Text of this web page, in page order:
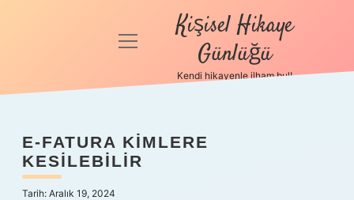
Anasayfa
Politikası
Yasal Uyarı
menüyü
Kişisel Hikaye
Günlüğü
Kendi hikayenle ilham bul!
E-FATURA KIMLERE
KESILEBILIR
Tarih: Aralık 19, 2024